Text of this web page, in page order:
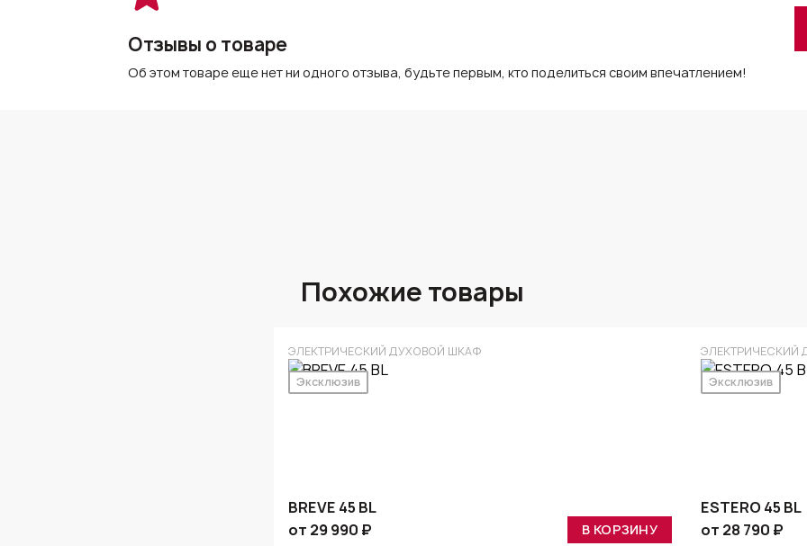
Отзывы о товаре
Об этом товаре еще нет ни одного отзыва, будьте первым, кто поделиться своим впечатлением!
Похожие товары
ЭЛЕКТРИЧЕСКИЙ ДУХОВОЙ ШКАФ
Эксклюзив
BREVE 45 BL
от 29 990 ₽
В КОРЗИНУ
ЭЛЕКТРИЧЕСКИЙ
Эксклюзив
ESTERO 45 BL
от 28 790 ₽